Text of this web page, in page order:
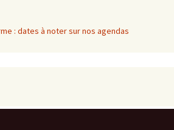
: dates à noter sur nos agendas